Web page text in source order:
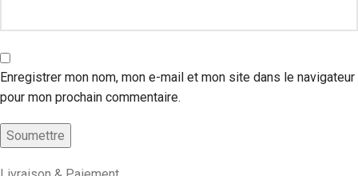
Enregistrer mon nom, mon e-mail et mon site dans le navigateur
pour mon prochain commentaire.